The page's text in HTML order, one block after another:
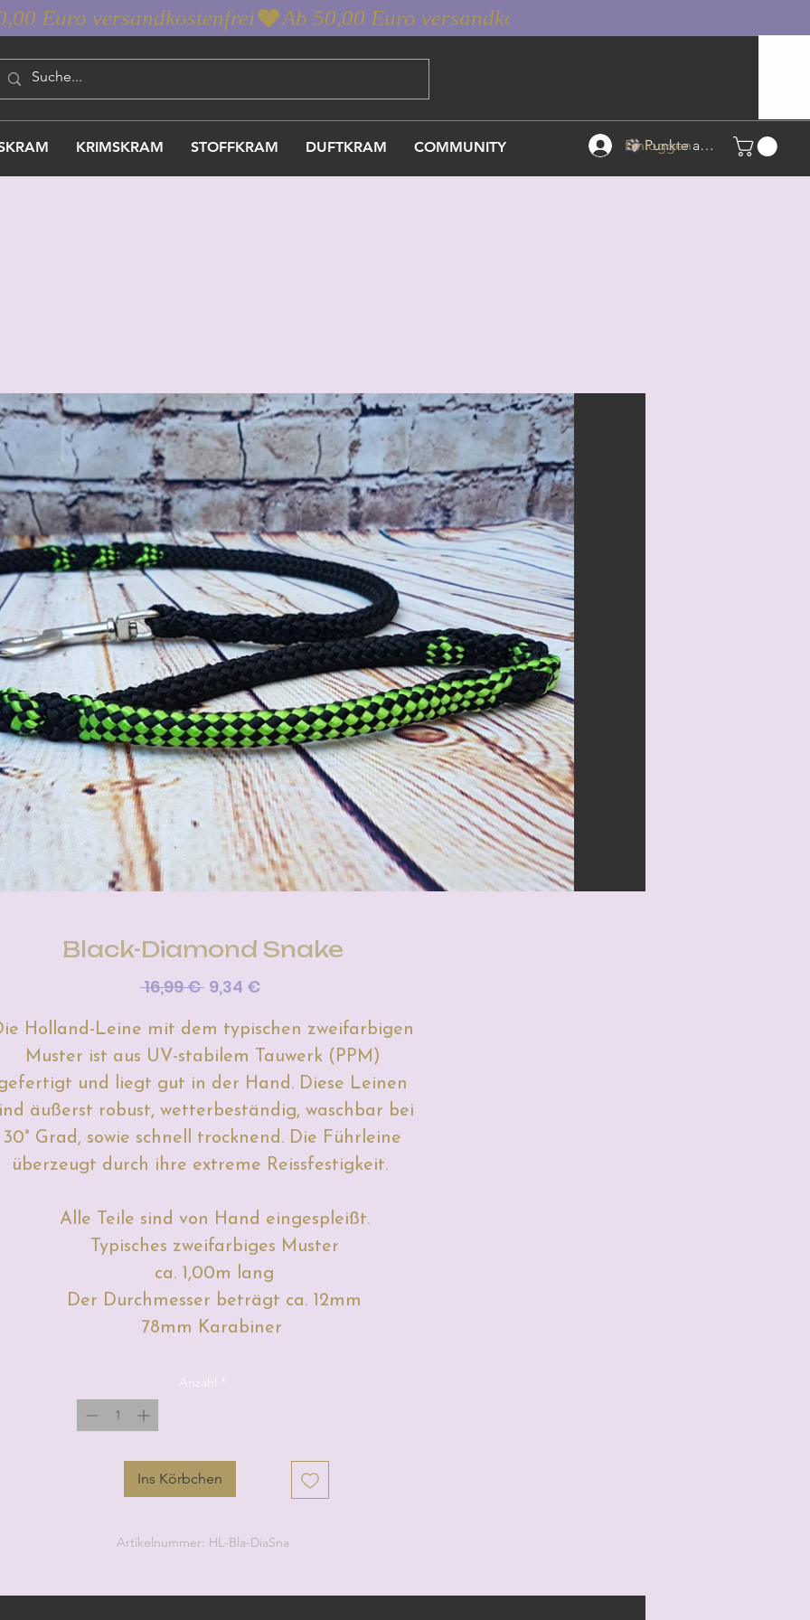
KRIMSKRAM STOFFKRAM DUFTKRAM COMMUNITY Einloggen Punkte ansehen
Black-Diamond Snake
16,99 € Standardpreis
9,34 €Sale-
Holland-Leine mit dem typischen zweifarbigen
Muster ist aus UV-stabilem Tauwerk (PPM)
und liegt gut in der Hand. Diese Leinen
äußerst robust, wetterbeständig, waschbar bei
30° Grad, sowie schnell trocknend. Die Führleine
überzeugt durch ihre extreme Reissfestigkeit.
Alle Teile sind von Hand eingespleißt.
Typisches zweifarbiges Muster
ca. 1,00m lang
Der Durchmesser beträgt ca. 12mm
78mm Karabiner
Anzahl *
Ins Körbchen
Artikelnummer: HL-Bla-DiaSna